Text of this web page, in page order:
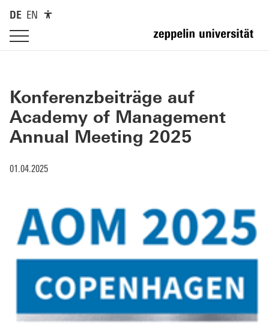
DE EN
Konferenzbeiträge auf
Academy of Management
Annual Meeting 2025
01.04.2025